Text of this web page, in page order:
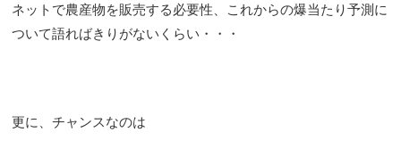
ネットで農産物を販売する必要性、これからの爆当たり予測に
ついて語ればきりがないくらい・・・
更に、チャンスなのは